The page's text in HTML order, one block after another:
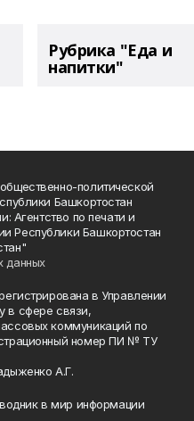
Рубрика "Еда и
напитки"
политической
Башкортостан
Агентство по печати и
Республики Башкортостан
данных
в Управлении
в сфере связи,
коммуникаций по
номер ПИ № ТУ
А.Г.
в мир информации